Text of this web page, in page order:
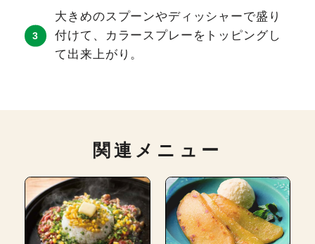
大きめのスプーンやディッシャーで盛り
付けて、カラースプレーをトッピングし
て出来上がり。
関連メニュー